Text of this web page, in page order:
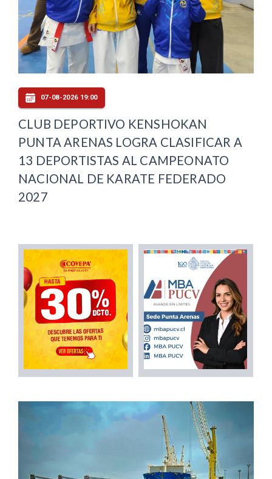
07-08-2026 19:00
CLUB DEPORTIVO KENSHOKAN
PUNTA ARENAS LOGRA CLASIFICAR A
13 DEPORTISTAS AL CAMPEONATO
NACIONAL DE KARATE FEDERADO
2027